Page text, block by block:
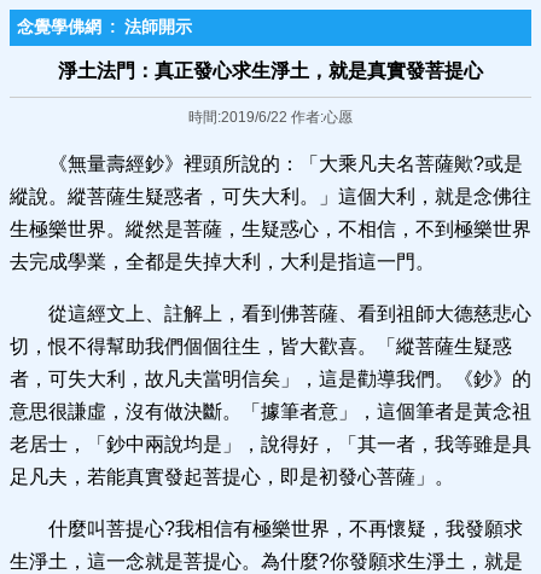
念覺學佛網 : 法師開示
淨土法門：真正發心求生淨土，就是真實發菩提心
時間:2019/6/22 作者:心愿
《無量壽經鈔》裡頭所說的：「大乘凡夫名菩薩歟?或是
縱說。縱菩薩生疑惑者，可失大利。」這個大利，就是念佛往
生極樂世界。縱然是菩薩，生疑惑心，不相信，不到極樂世界
去完成學業，全都是失掉大利，大利是指這一門。
從這經文上、註解上，看到佛菩薩、看到祖師大德慈悲心
切，恨不得幫助我們個個往生，皆大歡喜。「縱菩薩生疑惑
者，可失大利，故凡夫當明信矣」，這是勸導我們。《鈔》的
意思很謙虛，沒有做決斷。「據筆者意」，這個筆者是黃念祖
老居士，「鈔中兩說均是」，說得好，「其一者，我等雖是具
足凡夫，若能真實發起菩提心，即是初發心菩薩」。
什麼叫菩提心?我相信有極樂世界，不再懷疑，我發願求
生淨土，這一念就是菩提心。為什麼?你發願求生淨土，就是